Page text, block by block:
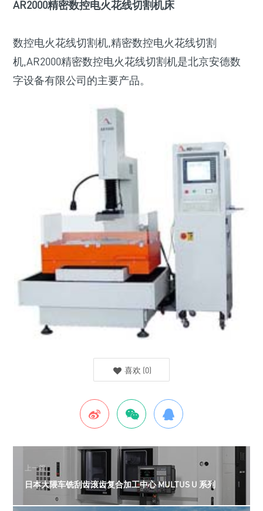
AR2000精密数控电火花线切割机床
数控电火花线切割机,精密数控电火花线切割
机,AR2000精密数控电火花线切割机是北京安德数
字设备有限公司的主要产品。
喜欢 (0)
上一篇
日本大隈车铣刮齿滚齿复合加工中心 MULTUS U 系列